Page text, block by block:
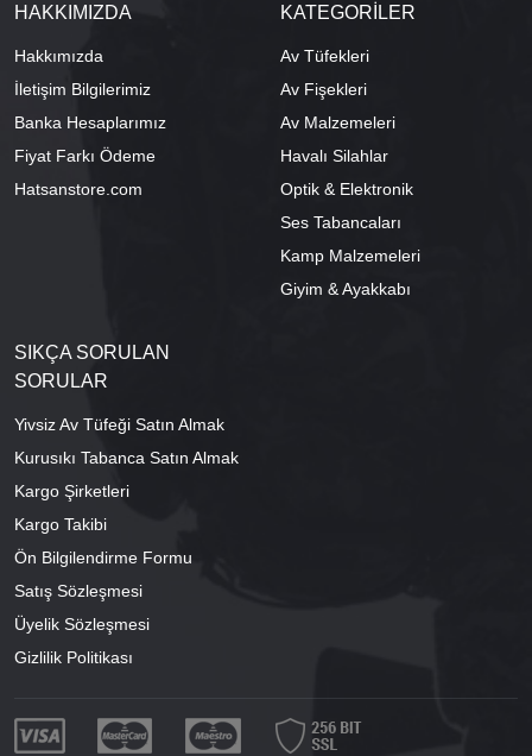
HAKKIMIZDA
Hakkımızda
İletişim Bilgilerimiz
Banka Hesaplarımız
Fiyat Farkı Ödeme
Hatsanstore.com
KATEGORİLER
Av Tüfekleri
Av Fişekleri
Av Malzemeleri
Havalı Silahlar
Optik & Elektronik
Ses Tabancaları
Kamp Malzemeleri
Giyim & Ayakkabı
SIKÇA SORULAN
SORULAR
Yivsiz Av Tüfeği Satın Almak
Kurusıkı Tabanca Satın Almak
Kargo Şirketleri
Kargo Takibi
Ön Bilgilendirme Formu
Satış Sözleşmesi
Üyelik Sözleşmesi
Gizlilik Politikası